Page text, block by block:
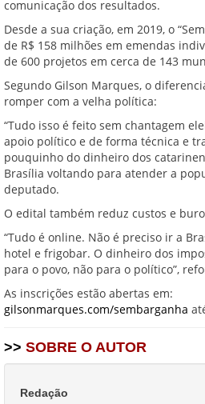
comunicação dos resultados.
Desde a sua criação, em 2019, o
de R$ 158 milhões em emendas
de 600 projetos em cerca de 143
Segundo Gilson Marques, o
romper com a velha política:
“Tudo isso é feito sem chantagem
apoio político e de forma técnica e
pouquinho do dinheiro dos
Brasília voltando para atender a
deputado.
O edital também reduz custos e
“Tudo é online. Não é preciso ir a
hotel e frigobar. O dinheiro dos
para o povo, não para o político”,
As inscrições estão abertas em:
gilsonmarques.com/sembarganha
>> SOBRE O AUTOR
Redação